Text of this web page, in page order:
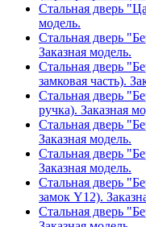
Стальная дверь
модель.
Стальная дверь
Заказная модель.
Стальная дверь
замковая часть).
Стальная дверь
ручка). Заказная
Стальная дверь
Заказная модель.
Стальная дверь
Заказная модель.
Стальная дверь
замок Y12).
Стальная дверь